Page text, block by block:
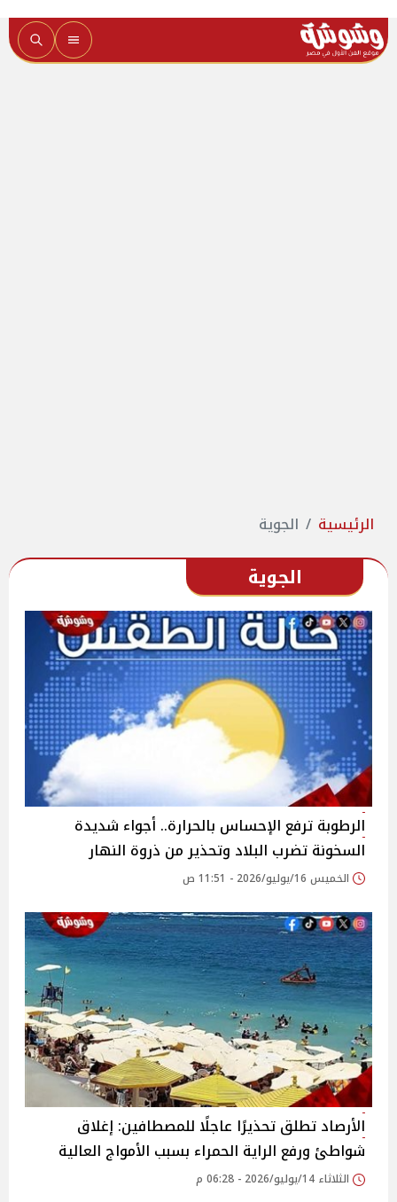
الرئيسية الجوية
الجوية
الرطوبة ترفع الإحساس بالحرارة.. أجواء شديدة
السخونة تضرب البلاد وتحذير من ذروة النهار
الخميس 16/يوليو/2026 - 11:51 ص
الأرصاد تطلق تحذيرًا عاجلًا للمصطافين: إغلاق
شواطئ ورفع الراية الحمراء بسبب الأمواج العالية
الثلاثاء 14/يوليو/2026 - 06:28 م